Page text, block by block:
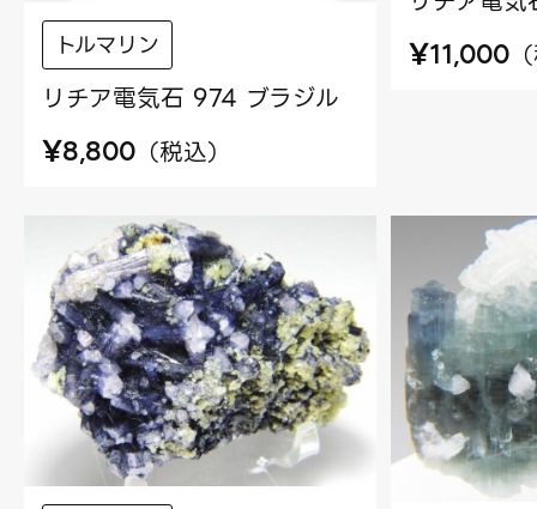
トルマリン
リチア電気石 974 ブラジル
¥8,800 （税込）
¥11,000 （